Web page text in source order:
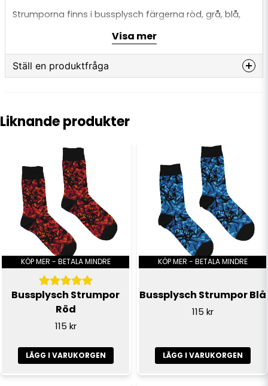
Strumporna finns i bussplysch färgerna röd, grå, blå,
Visa mer
Ställ en produktfråga
email
E-postadress
Ja, ni får publicera min fråga
Skicka fråga
Liknande produkter
KÖP MER - BETALA MINDRE
Bussplysch Strumpor
Röd
115 kr
LÄGG I VARUKORGEN
KÖP MER - BETALA MINDRE
Bussplysch Strumpor Blå
115 kr
LÄGG I VARUKORGEN